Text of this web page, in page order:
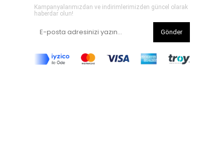
Kampanyalarımızdan ve indirimlerimizden güncel olarak
haberdar olun!
Gönder